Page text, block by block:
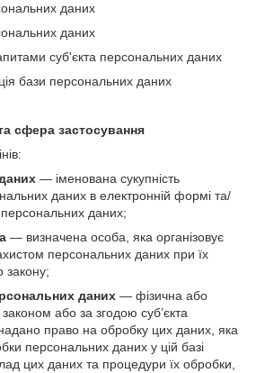
даних
даних
суб'єкта персональних даних
бази персональних даних
сфера застосування
— іменована сукупність
даних в електронній формі та/
даних;
— визначена особа, яка організовує
персональних даних при їх
закону;
даних — фізична або
або за згодою суб’єкта
право на обробку цих даних, яка
персональних даних у цій базі
цих даних та процедури їх обробки,